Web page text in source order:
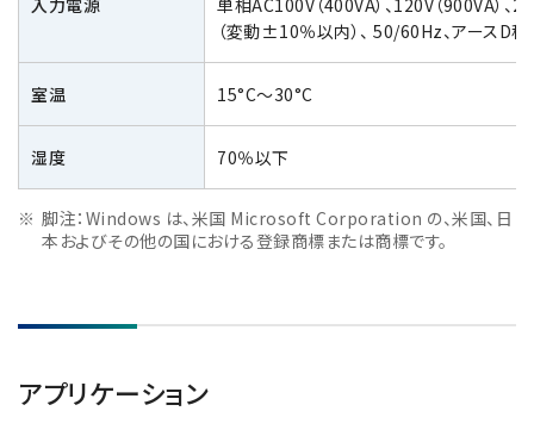
入力電源
単相AC100V（400VA）、120V（900VA）、
（変動±10％以内）、 50/60Hz、アースD
室温 15°C～30°C
湿度 70％以下
脚注：Windows は、米国 Microsoft Corporation の、米国、日
本およびその他の国における登録商標または商標です。
アプリケーション